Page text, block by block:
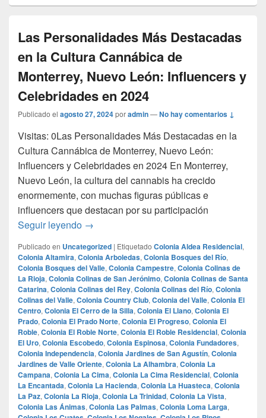
Las Personalidades Más Destacadas
en la Cultura Cannábica de
Monterrey, Nuevo León: Influencers y
Celebridades en 2024
Publicado el agosto 27, 2024poradmin—No hay comentarios ↓
Visitas: 0Las Personalidades Más Destacadas en la
Cultura Cannábica de Monterrey, Nuevo León:
Influencers y Celebridades en 2024 En Monterrey,
Nuevo León, la cultura del cannabis ha crecido
enormemente, con muchas figuras públicas e
influencers que destacan por su participación
Seguir leyendo Las Personalidades Más Destacadas en
→
Publicado en Uncategorized | Etiquetado Colonia Aldea Residencial,
Colonia Altamira, Colonia Arboledas, Colonia Bosques del Río,
Colonia Bosques del Valle, Colonia Campestre, Colonia Colinas de
La Rioja, Colonia Colinas de San Jerónimo, Colonia Colinas de Santa
Catarina, Colonia Colinas del Rey, Colonia Colinas del Río, Colonia
Colinas del Valle, Colonia Country Club, Colonia del Valle, Colonia El
Centro, Colonia El Cerro de la Silla, Colonia El Llano, Colonia El
Prado, Colonia El Prado Norte, Colonia El Progreso, Colonia El
Roble, Colonia El Roble Norte, Colonia El Roble Residencial, Colonia
El Uro, Colonia Escobedo, Colonia Espinosa, Colonia Fundadores,
Colonia Independencia, Colonia Jardines de San Agustín, Colonia
Jardines de Valle Oriente, Colonia La Alhambra, Colonia La
Campana, Colonia La Cima, Colonia La Cima Residencial, Colonia
La Encantada, Colonia La Hacienda, Colonia La Huasteca, Colonia
La Paz, Colonia La Rioja, Colonia La Trinidad, Colonia La Vista,
Colonia Las Ánimas, Colonia Las Palmas, Colonia Loma Larga,